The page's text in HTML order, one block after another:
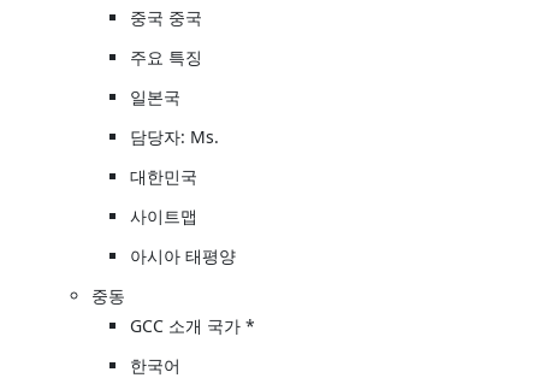
중국 중국
주요 특징
일본국
담당자: Ms.
대한민국
사이트맵
아시아 태평양
중동
GCC 소개 국가 *
한국어